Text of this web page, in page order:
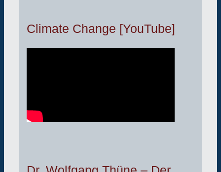
Climate Change [YouTube]